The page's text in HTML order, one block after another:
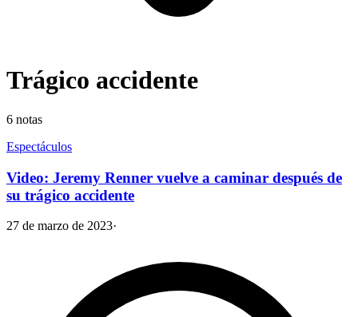
Trágico accidente
6 notas
Espectáculos
Video: Jeremy Renner vuelve a caminar después de
su trágico accidente
27 de marzo de 2023·